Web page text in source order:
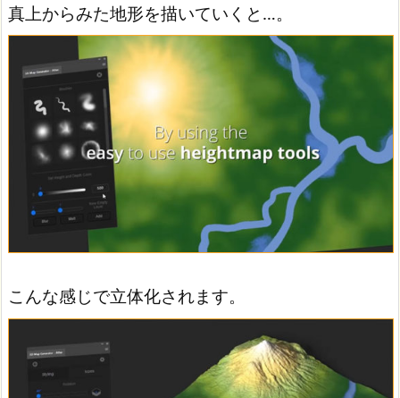
真上からみた地形を描いていくと…。
こんな感じで立体化されます。